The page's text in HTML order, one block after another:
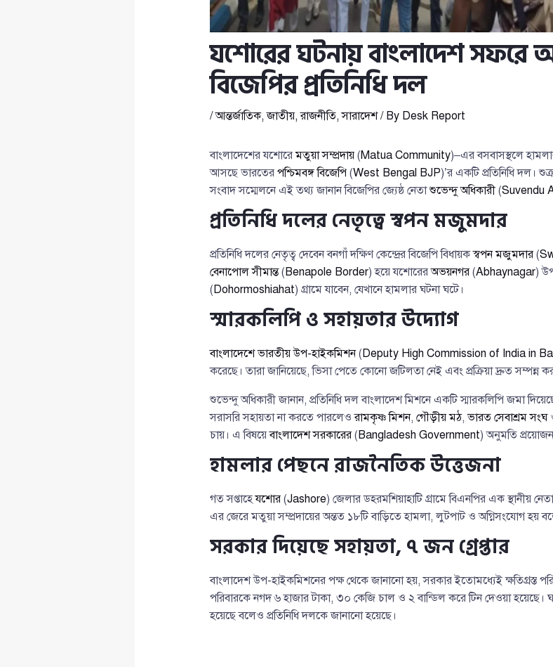
যশোরের ঘটনায় বাংলাদেশ সফরে
বিজেপির প্রতিনিধি দল
/আন্তর্জাতিক,জাতীয়,রাজনীতি,সারাদেশ/ By Desk Report
বাংলাদেশের যশোরেমতুয়া সম্প্রদায়(Matua Community)–এর বসবাসস্থলে
আসছে ভারতের পশ্চিমবঙ্গ বিজেপি(West Bengal BJP)’র একটি প্রতিনিধি
সংবাদ সম্মেলনে এই তথ্য জানান বিজেপির জ্যেষ্ঠ নেতাশুভেন্দু অধিকারী(Suvendu
প্রতিনিধি দলের নেতৃত্বে স্বপন মজুমদার
প্রতিনিধি দলের নেতৃত্ব দেবেন বনগাঁ দক্ষিণ কেন্দ্রের বিজেপি বিধায়কস্বপন মজুমদার(
বেনাপোল সীমান্ত(Benapole Border) হয়ে যশোরেরঅভয়নগর(Abhaynagar)
(Dohormoshiahat) গ্রামে যাবেন, যেখানে হামলার ঘটনা ঘটে।
স্মারকলিপি ও সহায়তার উদ্যোগ
বাংলাদেশে ভারতীয় উপ-হাইকমিশন(Deputy High Commission of India in
করেছে। তারা জানিয়েছে, ভিসা পেতে কোনো জটিলতা নেই এবং প্রক্রিয়া দ্রুত সম্পন্ন
শুভেন্দু অধিকারী জানান, প্রতিনিধি দল বাংলাদেশ মিশনে একটি স্মারকলিপি জমা
সরাসরি সহায়তা না করতে পারলেওরামকৃষ্ণ মিশন, গৌড়ীয় মঠ,ভারত সেবাশ্রম সংঘ
চায়। এ বিষয়েবাংলাদেশ সরকারের(Bangladesh Government) অনুমতি প্রয়োজন
হামলার পেছনে রাজনৈতিক উত্তেজনা
গত সপ্তাহেযশোর(Jashore) জেলার ডহরমশিয়াহাটি গ্রামে বিএনপির এক স্থানীয়
এর জেরে মতুয়া সম্প্রদায়ের অন্তত ১৮টি বাড়িতে হামলা, লুটপাট ও অগ্নিসংযোগ হয়
সরকার দিয়েছে সহায়তা, ৭ জন গ্রেপ্তার
বাংলাদেশ উপ-হাইকমিশনের পক্ষ থেকে জানানো হয়, সরকার ইতোমধ্যেই ক্ষতিগ্রস্ত
পরিবারকে নগদ ৬ হাজার টাকা, ৩০ কেজি চাল ও ২ বান্ডিল করে টিন দেওয়া হয়েছে।
হয়েছে বলেও প্রতিনিধি দলকে জানানো হয়েছে।